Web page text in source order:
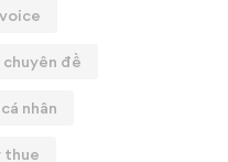
chuyên đề
nhân
thue